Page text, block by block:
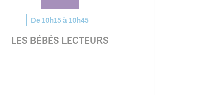
De 10h15 à 10h45
LES BÉBÉS LECTEURS